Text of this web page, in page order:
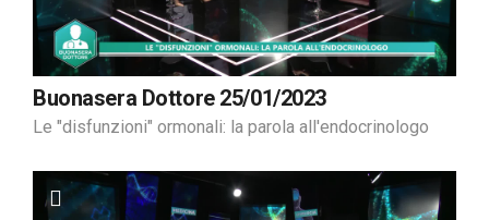
Buonasera Dottore 25/01/2023
Le "disfunzioni" ormonali: la parola all'endocrinologo